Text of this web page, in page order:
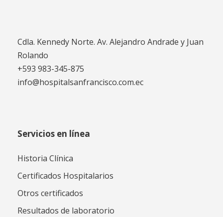
Cdla. Kennedy Norte. Av. Alejandro Andrade y Juan
Rolando
+593 983-345-875
info@hospitalsanfrancisco.com.ec
Servicios en línea
Historia Clínica
Certificados Hospitalarios
Otros certificados
Resultados de laboratorio